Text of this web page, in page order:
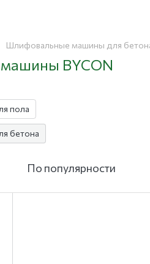
Шлифовальные машины для
BYCON
пола
бетона
По популярности